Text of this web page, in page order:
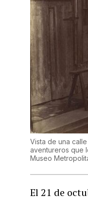
Vista de una
aventureros que
Museo
El 21 de